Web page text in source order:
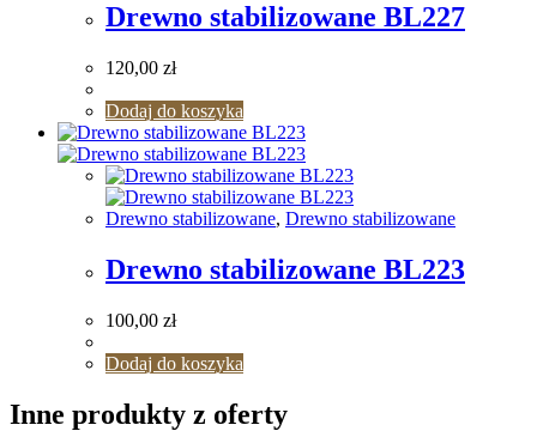
Drewno stabilizowane BL227
120,00 zł
Dodaj do koszyka
Drewno stabilizowane, Drewno stabilizowane
Drewno stabilizowane BL223
100,00 zł
Dodaj do koszyka
Inne produkty z oferty